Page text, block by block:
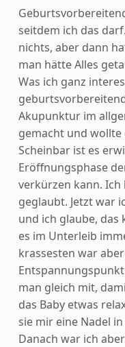
seitdem ich das
nichts, aber dann
man hätte Alles
Was ich ganz
Akupunktur im
gemacht und
Scheinbar ist es
Eröffnungsphase
verkürzen kann.
geglaubt. Jetzt war
und ich glaube, das
es im Unterleib
krassesten war
man gleich mit,
das Baby etwas
sie mir eine Nadel
Danach war ich